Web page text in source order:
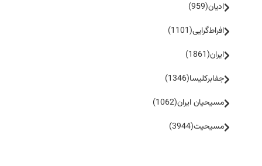
ادیان(959)
افراط‌گرایی(1101)
ایران(1861)
جفا‌بر‌کلیسا(1346)
مسیحیان ایران(1062)
مسیحیت(3944)